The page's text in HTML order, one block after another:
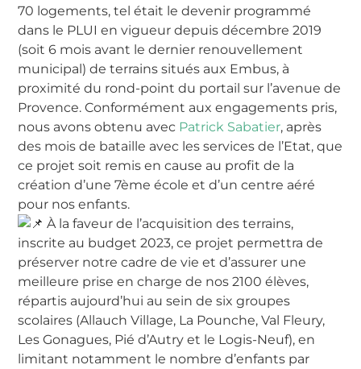
70 logements, tel était le devenir programmé
dans le PLUI en vigueur depuis décembre 2019
(soit 6 mois avant le dernier renouvellement
municipal) de terrains situés aux Embus, à
proximité du rond-point du portail sur l’avenue de
Provence. Conformément aux engagements pris,
nous avons obtenu avec Patrick Sabatier, après
des mois de bataille avec les services de l’Etat, que
ce projet soit remis en cause au profit de la
création d’une 7ème école et d’un centre aéré
pour nos enfants.
À la faveur de l’acquisition des terrains,
inscrite au budget 2023, ce projet permettra de
préserver notre cadre de vie et d’assurer une
meilleure prise en charge de nos 2100 élèves,
répartis aujourd’hui au sein de six groupes
scolaires (Allauch Village, La Pounche, Val Fleury,
Les Gonagues, Pié d’Autry et le Logis-Neuf), en
limitant notamment le nombre d’enfants par